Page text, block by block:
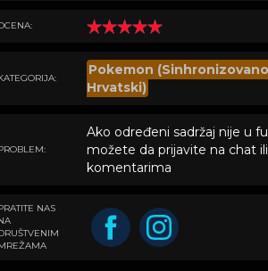
Pokemon
Hrvatski)
Ako određeni sadržaj nije u
možete da prijavite na chat
komentarima
NAS